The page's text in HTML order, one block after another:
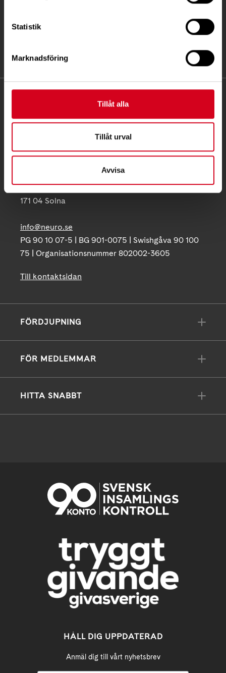
Statistik
Marknadsföring
Tillåt alla
Tillåt urval
Avvisa
Besöksadress:
Ågatan 12 C, 172 62 Sundbyberg
Box 4086
171 04 Solna
info@neuro.se
PG 90 10 07-5 | BG 901-0075 | Swishgåva 90 100
75 | Organisationsnummer 802002-3605
Till kontaktsidan
FÖRDJUPNING
FÖR MEDLEMMAR
HITTA SNABBT
HÅLL DIG UPPDATERAD
Anmäl dig till vårt nyhetsbrev